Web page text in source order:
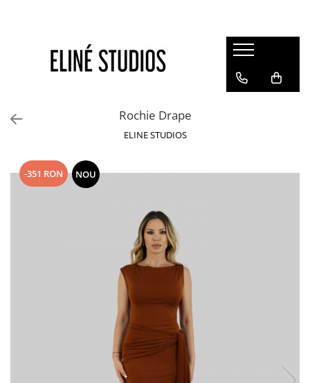
Best Sellers
Rochii
Pantaloni
Fuste
Rochie Drape
ELINE STUDIOS
-351 RON NOU